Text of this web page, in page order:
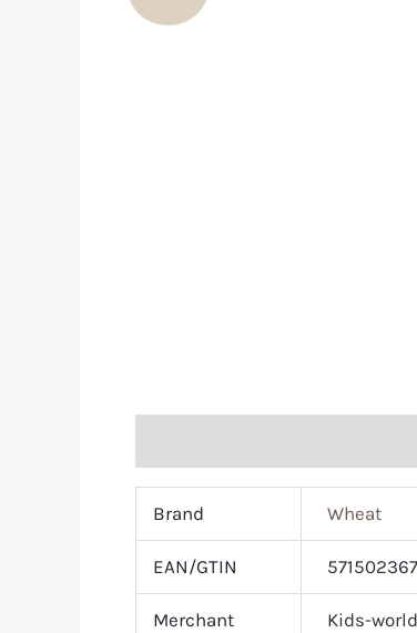
Brand Wheat
EAN/GTIN
Merchant Kids-world